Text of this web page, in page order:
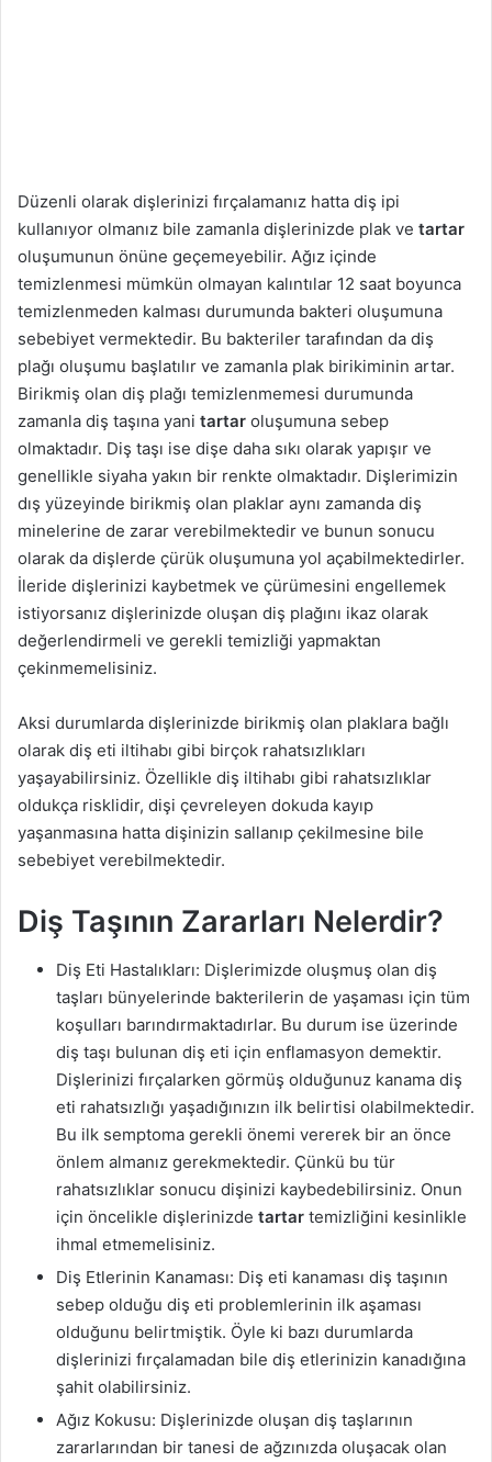
Düzenli olarak dişlerinizi fırçalamanız hatta diş ipi
kullanıyor olmanız bile zamanla dişlerinizde plak ve tartar
oluşumunun önüne geçemeyebilir. Ağız içinde
temizlenmesi mümkün olmayan kalıntılar 12 saat boyunca
temizlenmeden kalması durumunda bakteri oluşumuna
sebebiyet vermektedir. Bu bakteriler tarafından da diş
plağı oluşumu başlatılır ve zamanla plak birikiminin artar.
Birikmiş olan diş plağı temizlenmemesi durumunda
zamanla diş taşına yani tartar oluşumuna sebep
olmaktadır. Diş taşı ise dişe daha sıkı olarak yapışır ve
genellikle siyaha yakın bir renkte olmaktadır. Dişlerimizin
dış yüzeyinde birikmiş olan plaklar aynı zamanda diş
minelerine de zarar verebilmektedir ve bunun sonucu
olarak da dişlerde çürük oluşumuna yol açabilmektedirler.
İleride dişlerinizi kaybetmek ve çürümesini engellemek
istiyorsanız dişlerinizde oluşan diş plağını ikaz olarak
değerlendirmeli ve gerekli temizliği yapmaktan
çekinmemelisiniz.
Aksi durumlarda dişlerinizde birikmiş olan plaklara bağlı
olarak diş eti iltihabı gibi birçok rahatsızlıkları
yaşayabilirsiniz. Özellikle diş iltihabı gibi rahatsızlıklar
oldukça risklidir, dişi çevreleyen dokuda kayıp
yaşanmasına hatta dişinizin sallanıp çekilmesine bile
sebebiyet verebilmektedir.
Diş Taşının Zararları Nelerdir?
Diş Eti Hastalıkları: Dişlerimizde oluşmuş olan diş
taşları bünyelerinde bakterilerin de yaşaması için tüm
koşulları barındırmaktadırlar. Bu durum ise üzerinde
diş taşı bulunan diş eti için enflamasyon demektir.
Dişlerinizi fırçalarken görmüş olduğunuz kanama diş
eti rahatsızlığı yaşadığınızın ilk belirtisi olabilmektedir.
Bu ilk semptoma gerekli önemi vererek bir an önce
önlem almanız gerekmektedir. Çünkü bu tür
rahatsızlıklar sonucu dişinizi kaybedebilirsiniz. Onun
için öncelikle dişlerinizde tartar temizliğini kesinlikle
ihmal etmemelisiniz.
Diş Etlerinin Kanaması: Diş eti kanaması diş taşının
sebep olduğu diş eti problemlerinin ilk aşaması
olduğunu belirtmiştik. Öyle ki bazı durumlarda
dişlerinizi fırçalamadan bile diş etlerinizin kanadığına
şahit olabilirsiniz.
Ağız Kokusu: Dişlerinizde oluşan diş taşlarının
zararlarından bir tanesi de ağzınızda oluşacak olan